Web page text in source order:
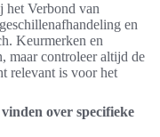
het Verbond van
en
Keurmerken en
maar controleer altijd de
relevant is voor het
over specifieke